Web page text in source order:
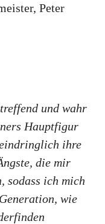
Peter
und wahr
Hauptfigur
ihre
die mir
sodass ich mich
wie